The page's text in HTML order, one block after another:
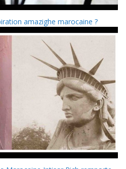
amazighe marocaine ?